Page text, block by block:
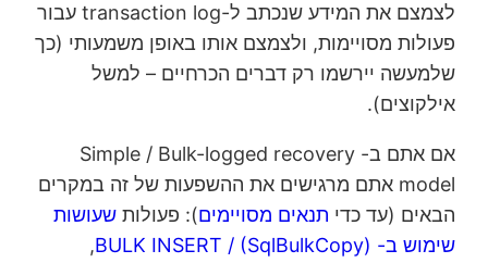
לצמצם את המידע שנכתב ל-transaction log עבור
פעולות מסויימות, ולצמצם אותו באופן משמעותי (כך
שלמעשה יירשמו רק דברים הכרחיים – למשל
אילקוצים).
אם אתם ב- Simple / Bulk-logged recovery
model אתם מרגישים את ההשפעות של זה במקרים
הבאים (עד כדי תנאים מסויימים): פעולותשעושות
שימוש ב- BULK INSERT / (SqlBulkCopy)
,